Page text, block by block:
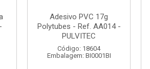
Adesivo PVC 17g
Polytubes - Ref. AA014 -
PULVITEC
Código: 18604
Embalagem: BI0001BI